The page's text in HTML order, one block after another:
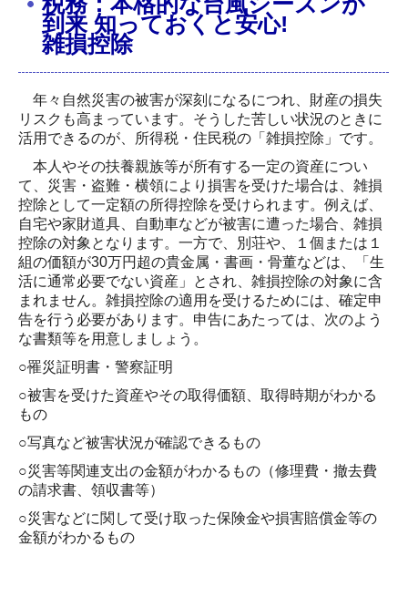
到来 知っておくと安心!
雑損控除
年々自然災害の被害が深刻になるにつれ、財産の損失
リスクも高まっています。そうした苦しい状況のときに
活用できるのが、所得税・住民税の「雑損控除」です。
本人やその扶養親族等が所有する一定の資産につい
て、災害・盗難・横領により損害を受けた場合は、雑損
控除として一定額の所得控除を受けられます。例えば、
自宅や家財道具、自動車などが被害に遭った場合、雑損
控除の対象となります。一方で、別荘や、１個または１
組の価額が30万円超の貴金属・書画・骨董などは、「生
活に通常必要でない資産」とされ、雑損控除の対象に含
まれません。雑損控除の適用を受けるためには、確定申
告を行う必要があります。申告にあたっては、次のよう
な書類等を用意しましょう。
○罹災証明書・警察証明
○被害を受けた資産やその取得価額、取得時期がわかる
もの
○写真など被害状況が確認できるもの
○災害等関連支出の金額がわかるもの（修理費・撤去費
の請求書、領収書等）
○災害などに関して受け取った保険金や損害賠償金等の
金額がわかるもの